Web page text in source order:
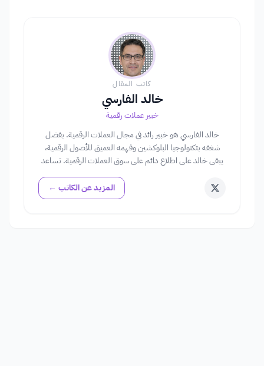
كاتب المقال
خالد الفارسي
خبير عملات رقمية
خالد الفارسي هو خبير رائد في مجال العملات الرقمية. بفضل
شغفه بتكنولوجيا البلوكشين وفهمه العميق للأصول الرقمية،
يبقى خالد على اطلاع دائم على سوق العملات الرقمية. تساعد
الرقمية.
المزيد عن الكاتب ←